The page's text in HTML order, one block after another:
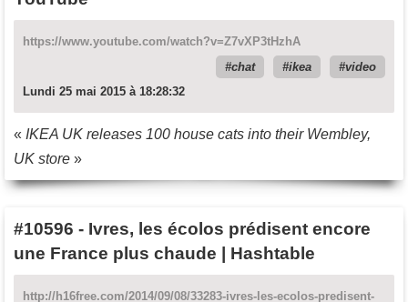
https://www.youtube.com/watch?v=Z7vXP3tHzhA
chat
ikea
video
Lundi 25 mai 2015 à 18:28:32
« IKEA UK releases 100 house cats into their Wembley,
UK store »
#10596 - Ivres, les écolos prédisent encore
une France plus chaude | Hashtable
http://h16free.com/2014/09/08/33283-ivres-les-ecolos-predisent-